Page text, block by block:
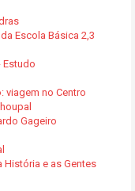
Escola Básica 2,3
Estudo
viagem no Centro
Gageiro
História e as Gentes